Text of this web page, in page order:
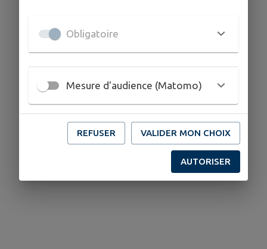
Obligatoire
Mesure d'audience (Matomo)
REFUSER VALIDER MON CHOIX
AUTORISER